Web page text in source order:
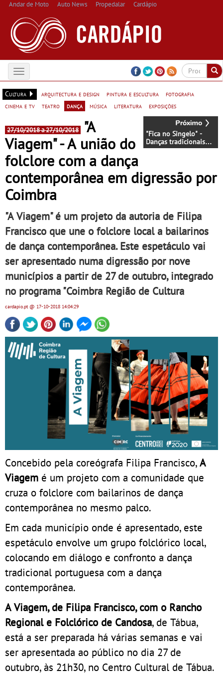
Andar de Moto Auto News Propedalar Cardápio
Toggle
navigation
Cultura
arquitectura e design pintura e escultura
fotografia
cinema e tv
teatro dança música literatura exposições
"Fica no Singelo" -
Danças tradicionais
reinventadas por Clara
da Vitória
27/10/2018 a 27/10/2018
"A
Viagem" - A união do
folclore com a dança
contemporânea em digressão por
Coimbra
"A Viagem" é um projeto da autoria de Filipa
Francisco que une o folclore local a bailarinos
de dança contemporânea. Este espetáculo vai
ser apresentado numa digressão por nove
municípios a partir de 27 de outubro, integrado
no programa "Coimbra Região de Cultura
cardapio.pt@ 17-10-2018 14:04:29
Concebido pela coreógrafa Filipa Francisco,A
Viagem é um projeto com a comunidade que
cruza o folclore com bailarinos de dança
contemporânea no mesmo palco.
Em cada município onde é apresentado, este
espetáculo envolve um grupo folclórico local,
colocando em diálogo e confronto a dança
tradicional portuguesa com a dança
contemporânea.
A Viagem, de Filipa Francisco, com o Rancho
Regional e Folclórico de Candosa, de Tábua,
está a ser preparada há várias semanas e vai
ser apresentada ao público no dia 27 de
outubro, às 21h30, no Centro Cultural de Tábua.